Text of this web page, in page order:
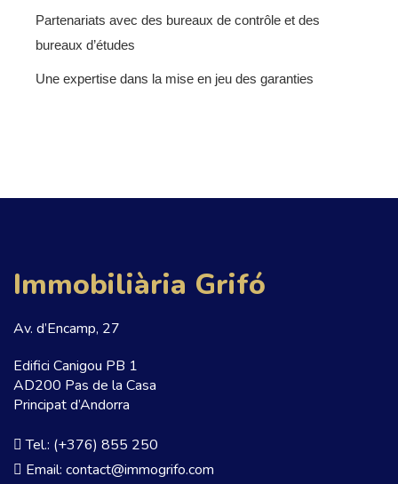
Partenariats avec des bureaux de contrôle et des
bureaux d’études
Une expertise dans la mise en jeu des garanties
Immobiliària Grifó
Av. d’Encamp, 27
Edifici Canigou PB 1
AD200 Pas de la Casa
Principat d’Andorra
Tel.: (+376) 855 250
Email: contact@immogrifo.com